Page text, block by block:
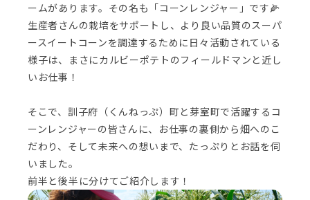
ームがあります。その名も「コーンレンジャー」です🌽
生産者さんの栽培をサポートし、より良い品質のスーパ
ースイートコーンを調達するために日々活動されている
様子は、まさにカルビーポテトのフィールドマンと近し
いお仕事！
そこで、訓子府（くんねっぷ）町と芽室町で活躍するコ
ーンレンジャーの皆さんに、お仕事の裏側から畑へのこ
だわり、そして未来への想いまで、たっぷりとお話を伺
いました。
前半と後半に分けてご紹介します！